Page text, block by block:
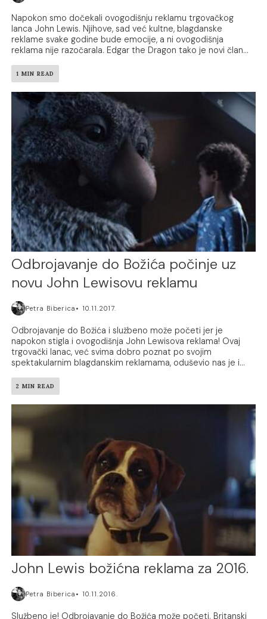
Napokon smo dočekali ovogodišnju reklamu trgovačkog
lanca John Lewis. Njihove, sad već kultne, blagdanske
reklame svake godine bude emocije, a ni ovogodišnja
reklama nije razočarala. Edgar the Dragon tako je novi član...
1 MIN READ
Odbrojavanje do Božića počinje uz
novu John Lewisovu reklamu
Petra Biberica 10.11.2017.
Odbrojavanje do Božića i službeno može početi jer je
napokon stigla i ovogodišnja John Lewisova reklama! Ovaj
trgovački lanac, već svima dobro poznat po svojim
spektakularnim blagdanskim reklamama, oduševio nas je i...
2 MIN READ
John Lewis božićna reklama za 2016.
Petra Biberica 10.11.2016.
Službeno je! Odbrojavanje do Božića može početi. Britanski